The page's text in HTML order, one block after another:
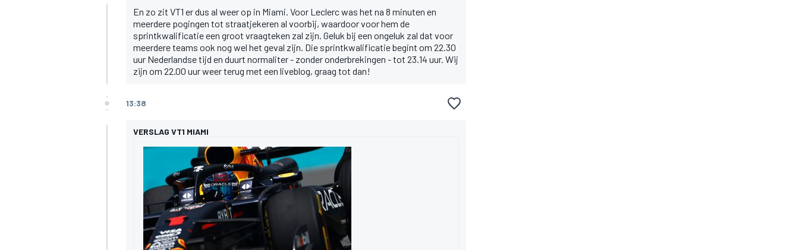
MEER RACEKLASSEN
En zo zit VT1 er dus al weer op in Miami. Voor Leclerc was het na 8 minuten en
meerdere pogingen tot straatjekeren al voorbij, waardoor voor hem de
sprintkwalificatie een groot vraagteken zal zijn. Geluk bij een ongeluk zal dat voor
meerdere teams ook nog wel het geval zijn. Die sprintkwalificatie begint om 22.30
uur Nederlandse tijd en duurt normaliter - zonder onderbrekingen - tot 23.14 uur. Wij
zijn om 22.00 uur weer terug met een liveblog, graag tot dan!
13:38
VERSLAG VT1 MIAMI